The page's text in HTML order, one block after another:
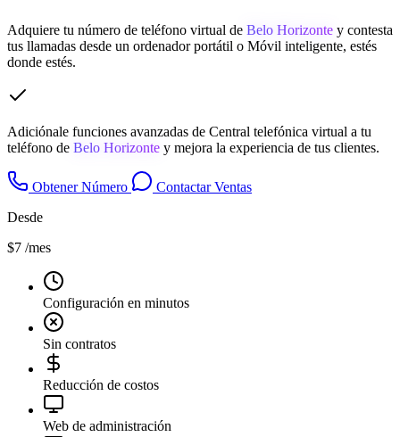
Adquiere tu número de teléfono virtual de Belo Horizonte y contesta
tus llamadas desde un ordenador portátil o Móvil inteligente, estés
donde estés.
Adiciónale funciones avanzadas de Central telefónica virtual a tu
teléfono de Belo Horizonte y mejora la experiencia de tus clientes.
Obtener Número
Contactar Ventas
Desde
$7 /mes
Configuración en minutos
Sin contratos
Reducción de costos
Web de administración